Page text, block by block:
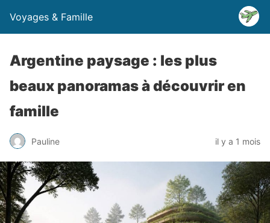
Voyages & Famille
Argentine paysage : les plus
beaux panoramas à découvrir en
famille
Pauline il y a 1 mois